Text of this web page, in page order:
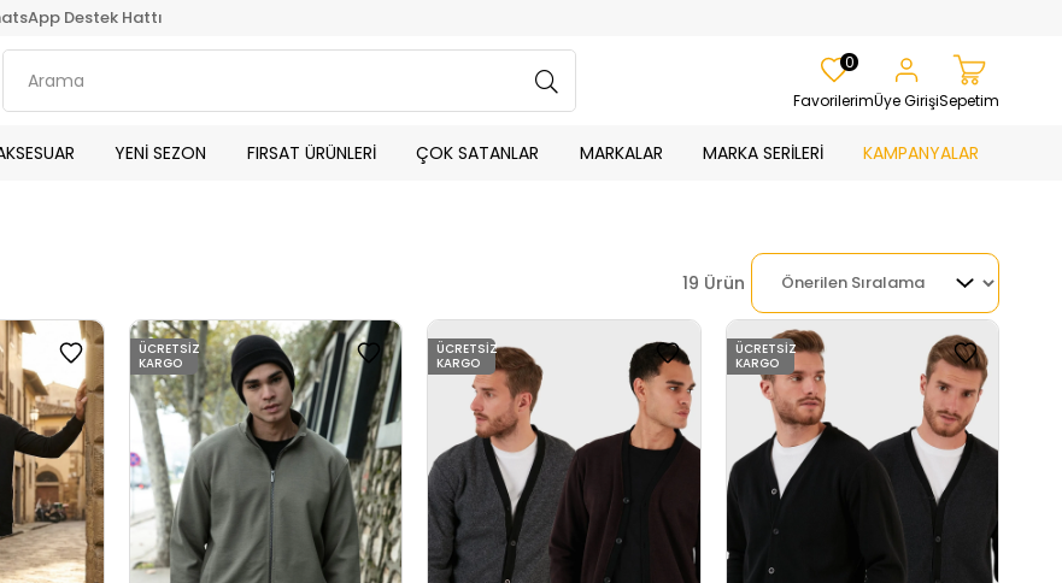
Destek Hattı
Favorilerim
0
Üye GirişiSepetim
YENİ SEZON FIRSAT ÜRÜNLERİ ÇOK SATANLAR MARKALAR MARKA SERİLERİ KAMPANYALAR
19 Ürün
ÜCRETSIZ
KARGO
ÜCRETSIZ
KARGO
ÜCRETSIZ
KARGO